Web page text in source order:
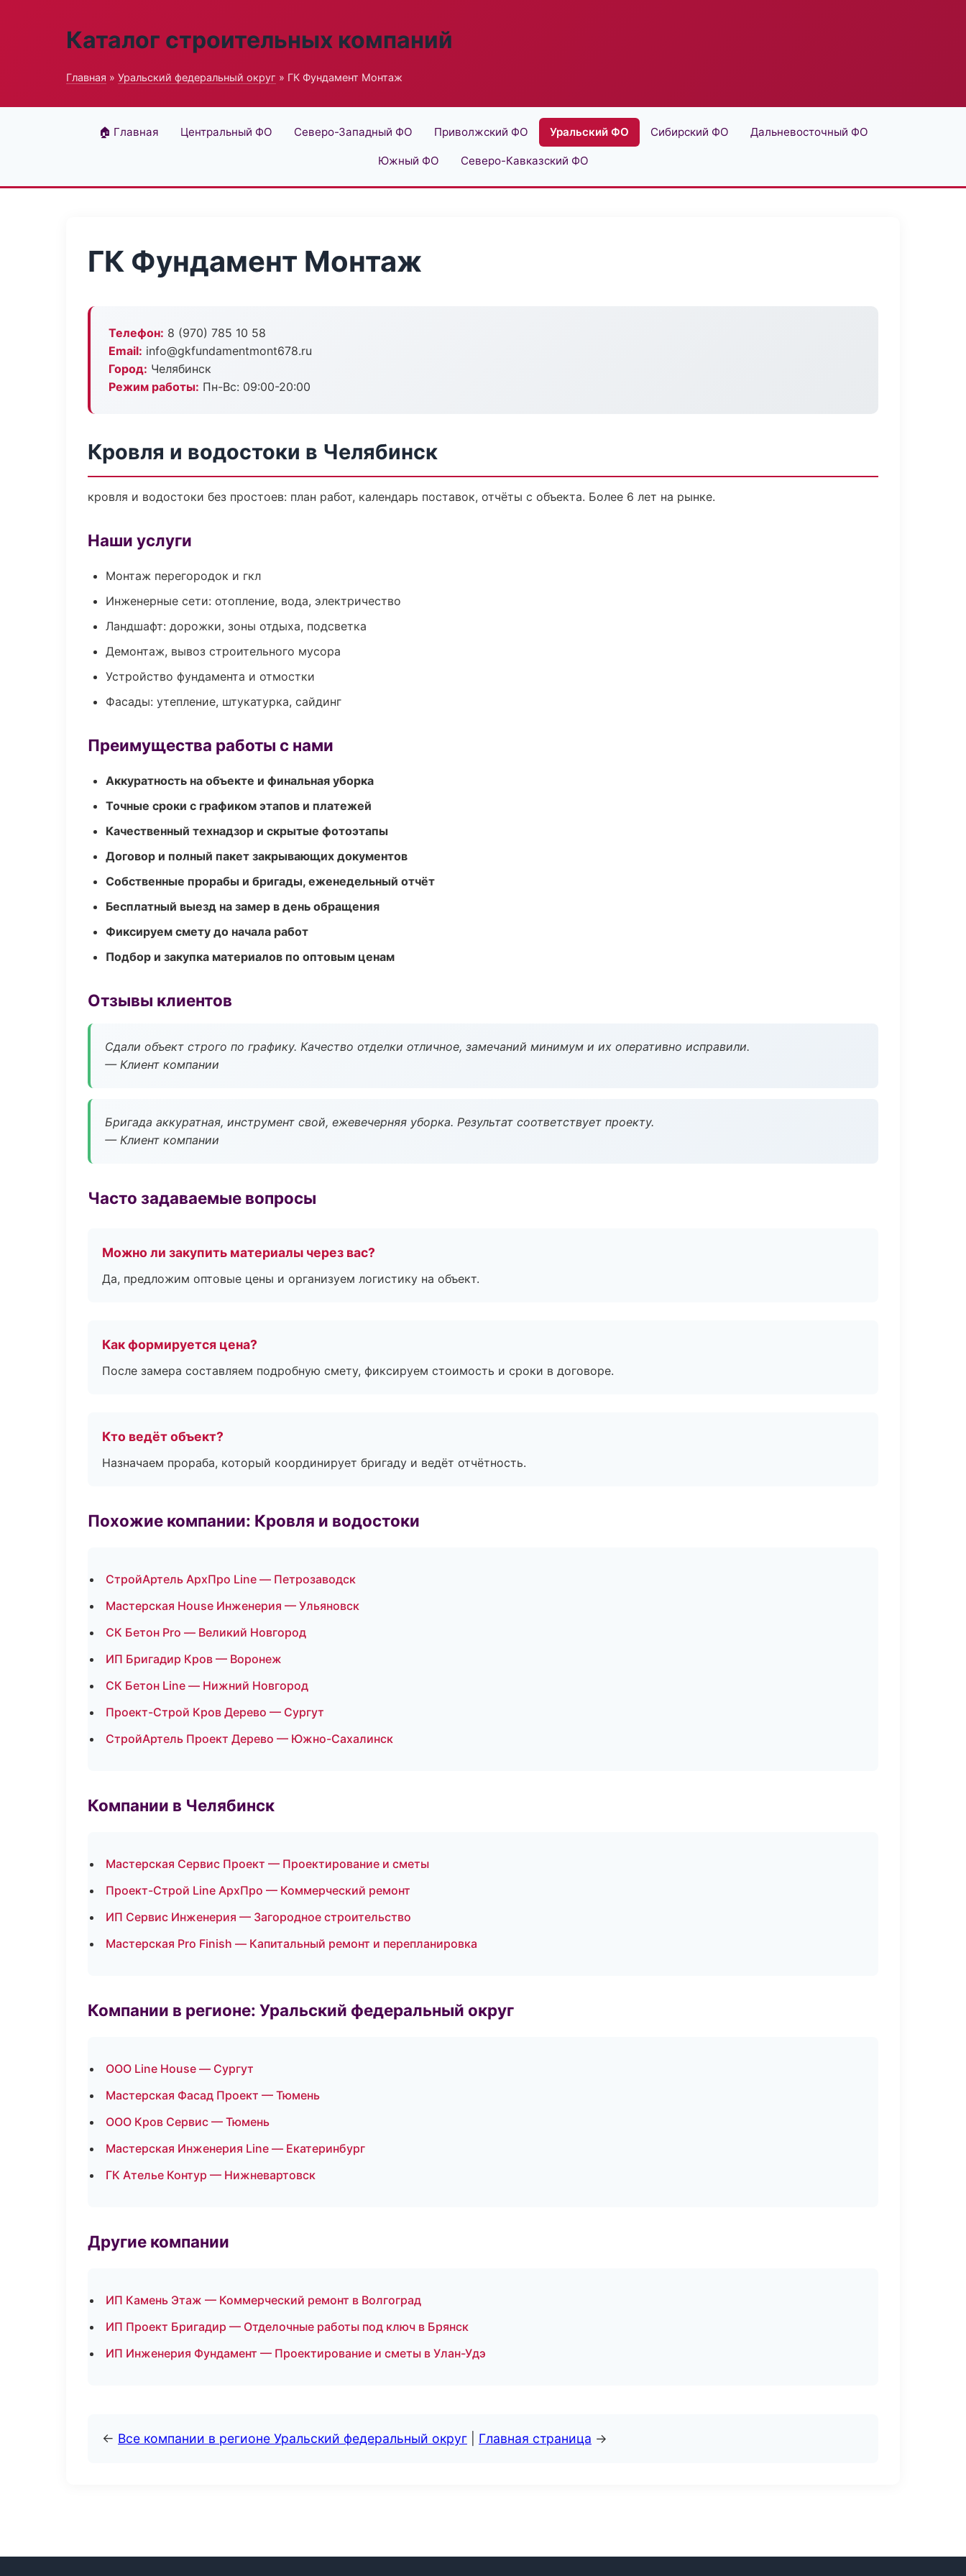
Каталог строительных компаний
Главная » Уральский федеральный округ » ГК Фундамент Монтаж
🏠 Главная Центральный ФО Северо-Западный ФО Приволжский ФО Уральский ФО Сибирский ФО Дальневосточный ФО
Южный ФО Северо-Кавказский ФО
ГК Фундамент Монтаж
Телефон: 8 (970) 785 10 58
Email: info@gkfundamentmont678.ru
Город: Челябинск
Режим работы: Пн-Вс: 09:00-20:00
Кровля и водостоки в Челябинск
кровля и водостоки без простоев: план работ, календарь поставок, отчёты с объекта. Более 6 лет на рынке.
Наши услуги
Монтаж перегородок и гкл
Инженерные сети: отопление, вода, электричество
Ландшафт: дорожки, зоны отдыха, подсветка
Демонтаж, вывоз строительного мусора
Устройство фундамента и отмостки
Фасады: утепление, штукатурка, сайдинг
Преимущества работы с нами
Аккуратность на объекте и финальная уборка
Точные сроки с графиком этапов и платежей
Качественный технадзор и скрытые фотоэтапы
Договор и полный пакет закрывающих документов
Собственные прорабы и бригады, еженедельный отчёт
Бесплатный выезд на замер в день обращения
Фиксируем смету до начала работ
Подбор и закупка материалов по оптовым ценам
Отзывы клиентов
Сдали объект строго по графику. Качество отделки отличное, замечаний минимум и их оперативно исправили.
— Клиент компании
Бригада аккуратная, инструмент свой, ежевечерняя уборка. Результат соответствует проекту.
— Клиент компании
Часто задаваемые вопросы
Можно ли закупить материалы через вас?
Да, предложим оптовые цены и организуем логистику на объект.
Как формируется цена?
После замера составляем подробную смету, фиксируем стоимость и сроки в договоре.
Кто ведёт объект?
Назначаем прораба, который координирует бригаду и ведёт отчётность.
Похожие компании: Кровля и водостоки
СтройАртель АрхПро Line — Петрозаводск
Мастерская House Инженерия — Ульяновск
СК Бетон Pro — Великий Новгород
ИП Бригадир Кров — Воронеж
СК Бетон Line — Нижний Новгород
Проект-Строй Кров Дерево — Сургут
СтройАртель Проект Дерево — Южно-Сахалинск
Компании в Челябинск
Мастерская Сервис Проект — Проектирование и сметы
Проект-Строй Line АрхПро — Коммерческий ремонт
ИП Сервис Инженерия — Загородное строительство
Мастерская Pro Finish — Капитальный ремонт и перепланировка
Компании в регионе: Уральский федеральный округ
ООО Line House — Сургут
Мастерская Фасад Проект — Тюмень
ООО Кров Сервис — Тюмень
Мастерская Инженерия Line — Екатеринбург
ГК Ателье Контур — Нижневартовск
Другие компании
ИП Камень Этаж — Коммерческий ремонт в Волгоград
ИП Проект Бригадир — Отделочные работы под ключ в Брянск
ИП Инженерия Фундамент — Проектирование и сметы в Улан-Удэ
← Все компании в регионе Уральский федеральный округ Главная страница →